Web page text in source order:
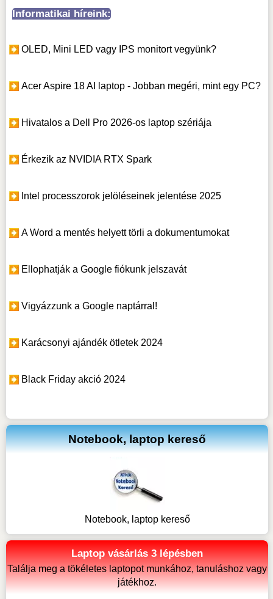
Informatikai híreink:
OLED, Mini LED vagy IPS monitort vegyünk?
Acer Aspire 18 AI laptop - Jobban megéri, mint egy PC?
Hivatalos a Dell Pro 2026-os laptop szériája
Érkezik az NVIDIA RTX Spark
Intel processzorok jelöléseinek jelentése 2025
A Word a mentés helyett törli a dokumentumokat
Ellophatják a Google fiókunk jelszavát
Vigyázzunk a Google naptárral!
Karácsonyi ajándék ötletek 2024
Black Friday akció 2024
Notebook, laptop kereső
Notebook, laptop kereső
Laptop vásárlás 3 lépésben
Találja meg a tökéletes laptopot munkához, tanuláshoz vagy
játékhoz.